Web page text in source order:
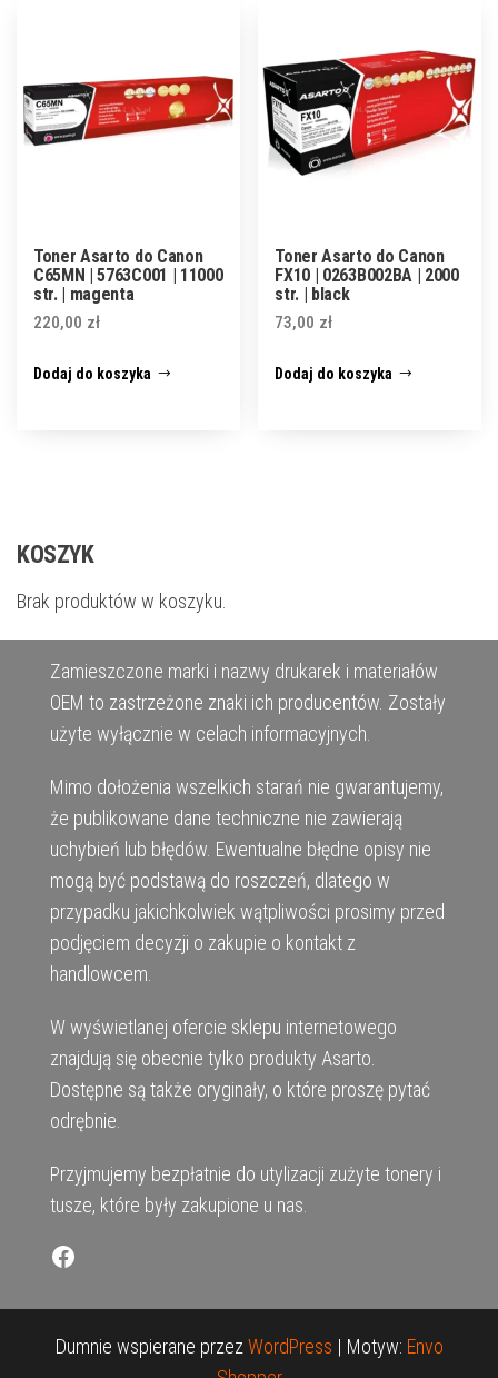
Toner Asarto do Canon
C65MN | 5763C001 | 11000
str. | magenta
220,00 zł
Dodaj do koszyka
Toner Asarto do Canon
FX10 | 0263B002BA | 2000
str. | black
73,00 zł
Dodaj do koszyka
KOSZYK
Brak produktów w koszyku.
Zamieszczone marki i nazwy drukarek i materiałów
OEM to zastrzeżone znaki ich producentów. Zostały
użyte wyłącznie w celach informacyjnych.
Mimo dołożenia wszelkich starań nie gwarantujemy,
że publikowane dane techniczne nie zawierają
uchybień lub błędów. Ewentualne błędne opisy nie
mogą być podstawą do roszczeń, dlatego w
przypadku jakichkolwiek wątpliwości prosimy przed
podjęciem decyzji o zakupie o kontakt z
handlowcem.
W wyświetlanej ofercie sklepu internetowego
znajdują się obecnie tylko produkty Asarto.
Dostępne są także oryginały, o które proszę pytać
odrębnie.
Przyjmujemy bezpłatnie do utylizacji zużyte tonery i
tusze, które były zakupione u nas.
Facebook
Dumnie wspierane przez WordPress | Motyw: Envo